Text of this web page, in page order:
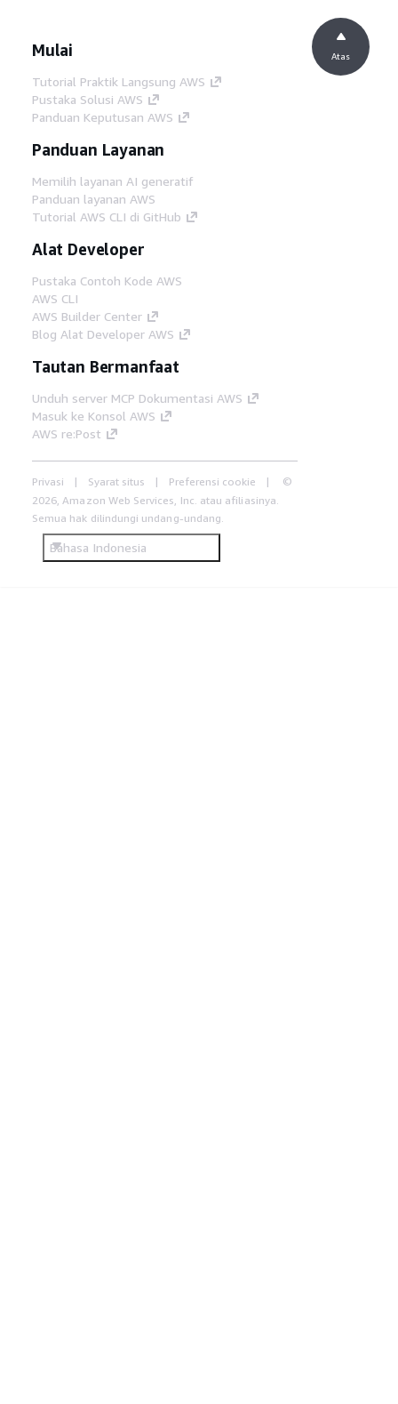
Mulai
Tutorial Praktik Langsung AWS
Pustaka Solusi AWS
Panduan Keputusan AWS
Panduan Layanan
Memilih layanan AI generatif
Panduan layanan AWS
Tutorial AWS CLI di GitHub
Alat Developer
Pustaka Contoh Kode AWS
AWS CLI
AWS Builder Center
Blog Alat Developer AWS
Tautan Bermanfaat
Unduh server MCP Dokumentasi AWS
Masuk ke Konsol AWS
AWS re:Post
Privasi Syarat situs Preferensi cookie
©
2026, Amazon Web Services, Inc. atau afiliasinya.
Semua hak dilindungi undang-undang.
Bahasa Indonesia
Atas